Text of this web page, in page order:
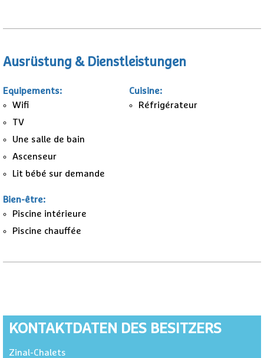
Ausrüstung & Dienstleistungen
Equipements:
Wifi
TV
Une salle de bain
Ascenseur
Lit bébé sur demande
Cuisine:
Réfrigérateur
Bien-être:
Piscine intérieure
Piscine chauffée
KONTAKTDATEN DES BESITZERS
Zinal-Chalets